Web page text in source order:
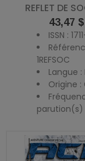
REFLET DE
Prix
43,47 $
ISSN :
1REFSOC
Langue :
Origine :
parution(s)